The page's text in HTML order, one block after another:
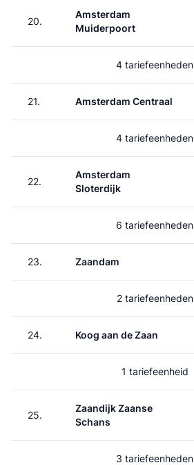
20.
Amsterdam
Muiderpoort
4 tariefeenheden
21. Amsterdam Centraal
4 tariefeenheden
22.
Amsterdam
Sloterdijk
6 tariefeenheden
23. Zaandam
2 tariefeenheden
24. Koog aan de Zaan
1 tariefeenheid
25.
Zaandijk Zaanse
Schans
3 tariefeenheden